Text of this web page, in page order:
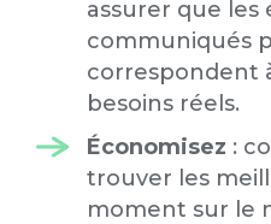
assurer que les
communiqués
correspondent
besoins réels.
Économisez :
trouver les
moment sur le